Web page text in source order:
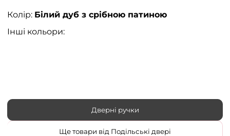
Колір: Білий дуб з срібною патиною
Інші кольори:
Дверні ручки
Ще товари від Подільські двері